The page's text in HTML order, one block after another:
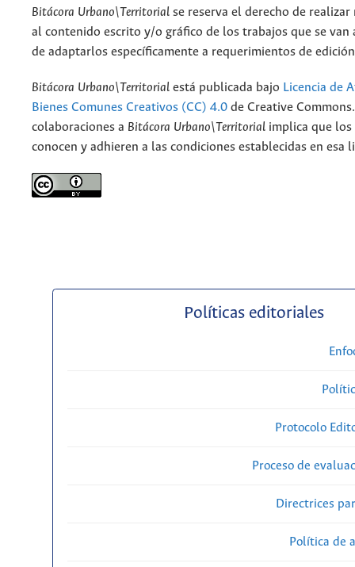
Bitácora Urbano\Territorial se reserva el derecho de realizar
al contenido escrito y/o gráfico de los trabajos que se van
de adaptarlos específicamente a requerimientos de
Bitácora Urbano\Territorial está publicada bajo Licencia de
Bienes Comunes Creativos (CC) 4.0 de Creative
colaboraciones a Bitácora Urbano\Territorial implica que los
conocen y adhieren a las condiciones establecidas en esa
Políticas editoriales
Protocolo
Proceso de
Directrices
Política de